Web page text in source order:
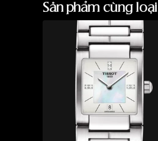
Sản phẩm cùng loại